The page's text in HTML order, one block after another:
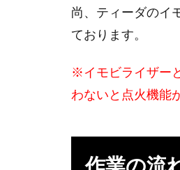
尚、ティーダのイ
ております。
※イモビライザー
わないと点火機能